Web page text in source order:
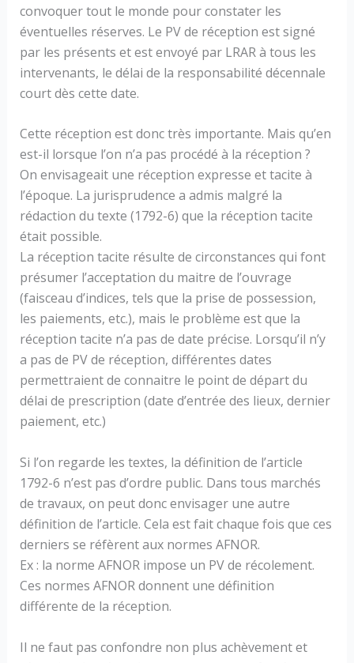
convoquer tout le monde pour constater les
éventuelles réserves. Le PV de réception est signé
par les présents et est envoyé par LRAR à tous les
intervenants, le délai de la responsabilité décennale
court dès cette date.
Cette réception est donc très importante. Mais qu’en
est-il lorsque l’on n’a pas procédé à la réception ?
On envisageait une réception expresse et tacite à
l’époque. La jurisprudence a admis malgré la
rédaction du texte (1792-6) que la réception tacite
était possible.
La réception tacite résulte de circonstances qui font
présumer l’acceptation du maitre de l’ouvrage
(faisceau d’indices, tels que la prise de possession,
les paiements, etc.), mais le problème est que la
réception tacite n’a pas de date précise. Lorsqu’il n’y
a pas de PV de réception, différentes dates
permettraient de connaitre le point de départ du
délai de prescription (date d’entrée des lieux, dernier
paiement, etc.)
Si l’on regarde les textes, la définition de l’article
1792-6 n’est pas d’ordre public. Dans tous marchés
de travaux, on peut donc envisager une autre
définition de l’article. Cela est fait chaque fois que ces
derniers se réfèrent aux normes AFNOR.
Ex : la norme AFNOR impose un PV de récolement.
Ces normes AFNOR donnent une définition
différente de la réception.
Il ne faut pas confondre non plus achèvement et